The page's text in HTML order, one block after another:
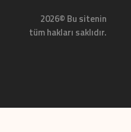
2026© Bu sitenin
tüm hakları saklıdır.